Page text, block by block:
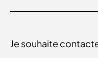
Je souhaite